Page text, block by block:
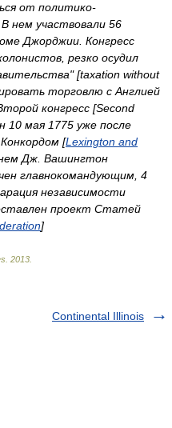
от политико-
нем участвовали 56
Джорджии. Конгресс
резко осудил
[taxation without
торговлю с Англией
конгресс [Second
10 мая 1775 уже после
[Lexington and
Дж. Вашингтон
главнокомандующим, 4
независимости
проект Статей
]
2013
Continental Illinois